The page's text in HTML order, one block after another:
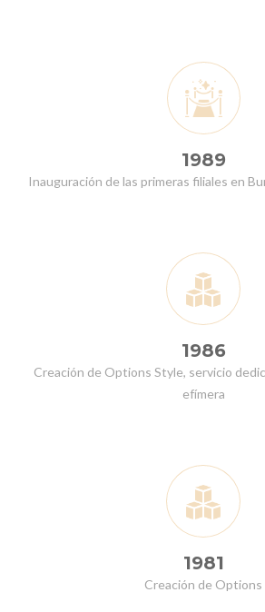
1989
Inauguración de las primeras filiales en
1986
Creación de Options Style, servicio
efímera
1981
Creación de Options